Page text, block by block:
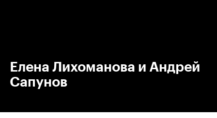
Елена Лихоманова и Андрей
Сапунов